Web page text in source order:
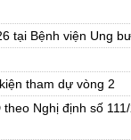
tại Bệnh viện Ung
tham dự vòng 2
Nghị định số